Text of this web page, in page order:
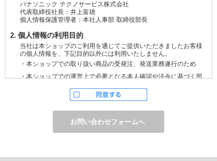
パナソニック テクノサービス株式会社
代表取締役社長：井上富雄
個人情報保護管理者：本社人事部 取締役部長
2. 個人情報の利用目的
当社は本ショップのご利用を通じてご提供いただきましたお客様
の個人情報を、下記目的以外には利用いたしません。
・本ショップでの取り扱い商品の受発注、発送業務遂行のため
・本ショップでの運営上で必要となる本人確認や法令に基づく照
ただし、お申し込みフォーム上でご希望の方のみに、下記サービ
・電子メール、ダイレクトメールなどによる情報のご提供
（1）ご提供情報の分野
・住宅関連設備・建材、家電製品、住まいづくり(新築・リフォー
車載関連商品など